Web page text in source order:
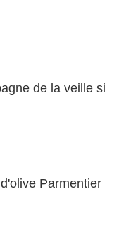
de la veille si
Parmentier